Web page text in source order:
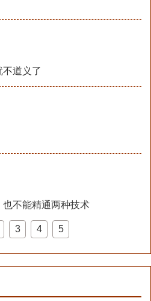
道义了
不能精通两种技术
3 4 5